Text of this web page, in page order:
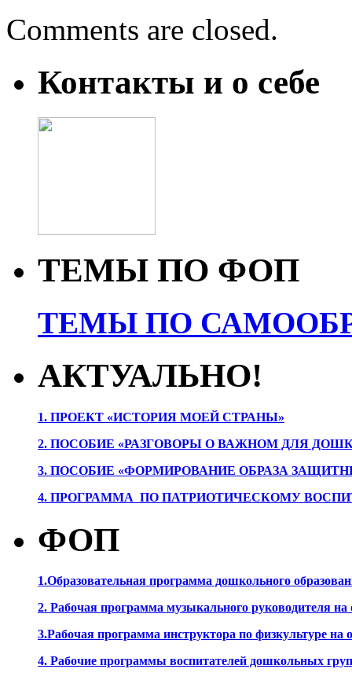
Comments are closed.
Контакты и о себе
ТЕМЫ ПО ФОП
ТЕМЫ ПО
АКТУАЛЬНО!
1. ПРОЕКТ «ИСТОРИЯ МОЕЙ СТРАНЫ»
2. ПОСОБИЕ «РАЗГОВОРЫ О ВАЖНОМ ДЛЯ
3. ПОСОБИЕ «ФОРМИРОВАНИЕ ОБРАЗА
4. ПРОГРАММА ПО ПАТРИОТИЧЕСКОМУ
ФОП
1.Образовательная программа дошкольного
2. Рабочая программа музыкального руководителя
3.Рабочая программа инструктора по физкультуре
4. Рабочие программы воспитателей дошкольных